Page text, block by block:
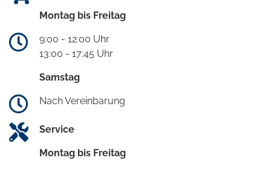
Montag bis Freitag
9:00 - 12:00 Uhr
13:00 - 17:45 Uhr
Samstag
Nach Vereinbarung
Service
Montag bis Freitag